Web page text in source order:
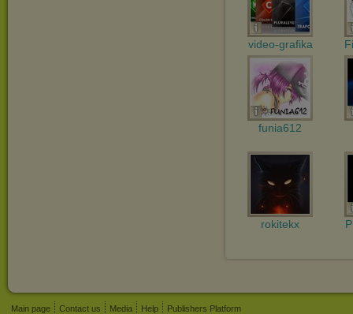
video-grafika
funia612
rokitekx
Main page Contact us Media Help Publishers Platform